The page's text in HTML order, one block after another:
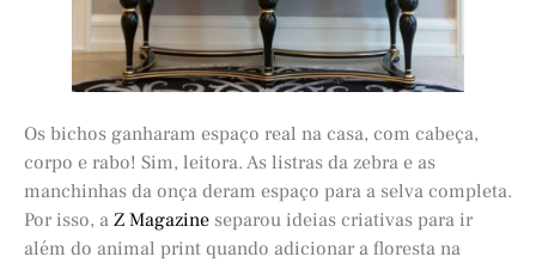
Os bichos ganharam espaço real na casa, com cabeça,
corpo e rabo! Sim, leitora. As listras da zebra e as
manchinhas da onça deram espaço para a selva completa.
Por isso, a Z Magazine separou ideias criativas para ir
além do animal print quando adicionar a floresta na